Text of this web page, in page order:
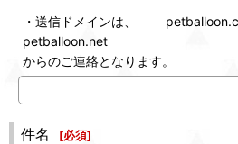
・送信ドメインは、
petballoon.net
からのご連絡となります。
件名 [必須]